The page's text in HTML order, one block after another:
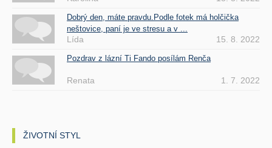
Dobrý den, máte pravdu.Podle fotek má holčička
neštovice, paní je ve stresu a v ...
Lída 15. 8. 2022
Pozdrav z lázní Ti Fando posílám Renča
Renata 1. 7. 2022
ŽIVOTNÍ STYL